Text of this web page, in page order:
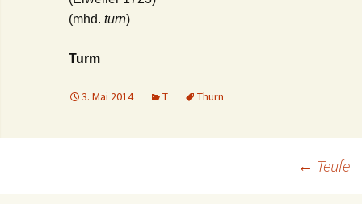
(mhd. turn)
Turm
3. Mai 2014 T Thurn
← Teufe